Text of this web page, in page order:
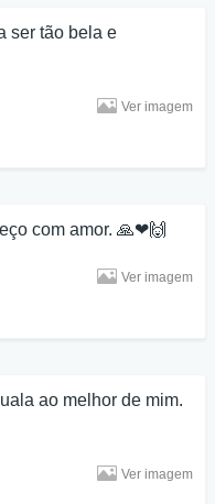
ser tão bela e
Ver imagem
com amor. 🙏❤🙌
Ver imagem
ao melhor de mim.
Ver imagem